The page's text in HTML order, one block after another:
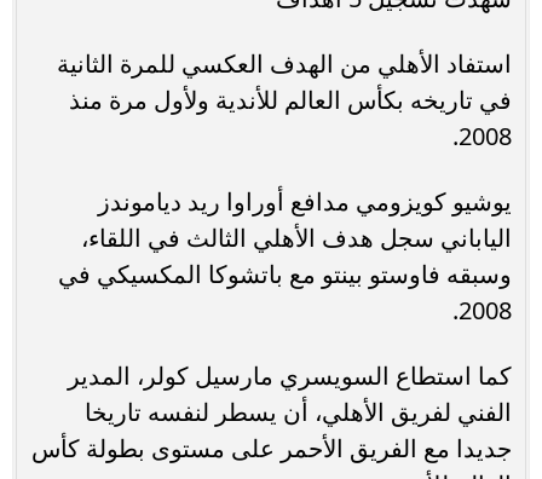
استفاد الأهلي من الهدف العكسي للمرة الثانية
في تاريخه بكأس العالم للأندية ولأول مرة منذ
2008.
يوشيو كويزومي مدافع أوراوا ريد دياموندز
الياباني سجل هدف الأهلي الثالث في اللقاء،
وسبقه فاوستو بينتو مع باتشوكا المكسيكي في
2008.
كما استطاع السويسري مارسيل كولر، المدير
الفني لفريق الأهلي، أن يسطر لنفسه تاريخا
جديدا مع الفريق الأحمر على مستوى بطولة كأس